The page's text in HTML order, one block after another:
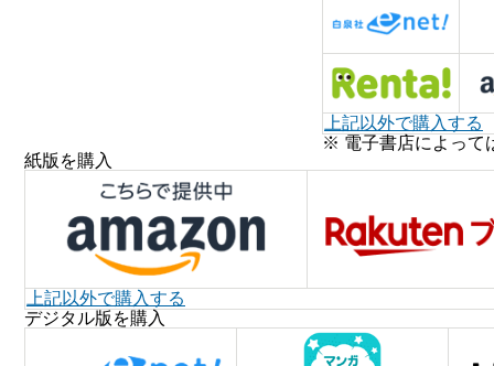
上記以外で購入する
※ 電子書店によって
紙版を購入
上記以外で購入する
デジタル版を購入